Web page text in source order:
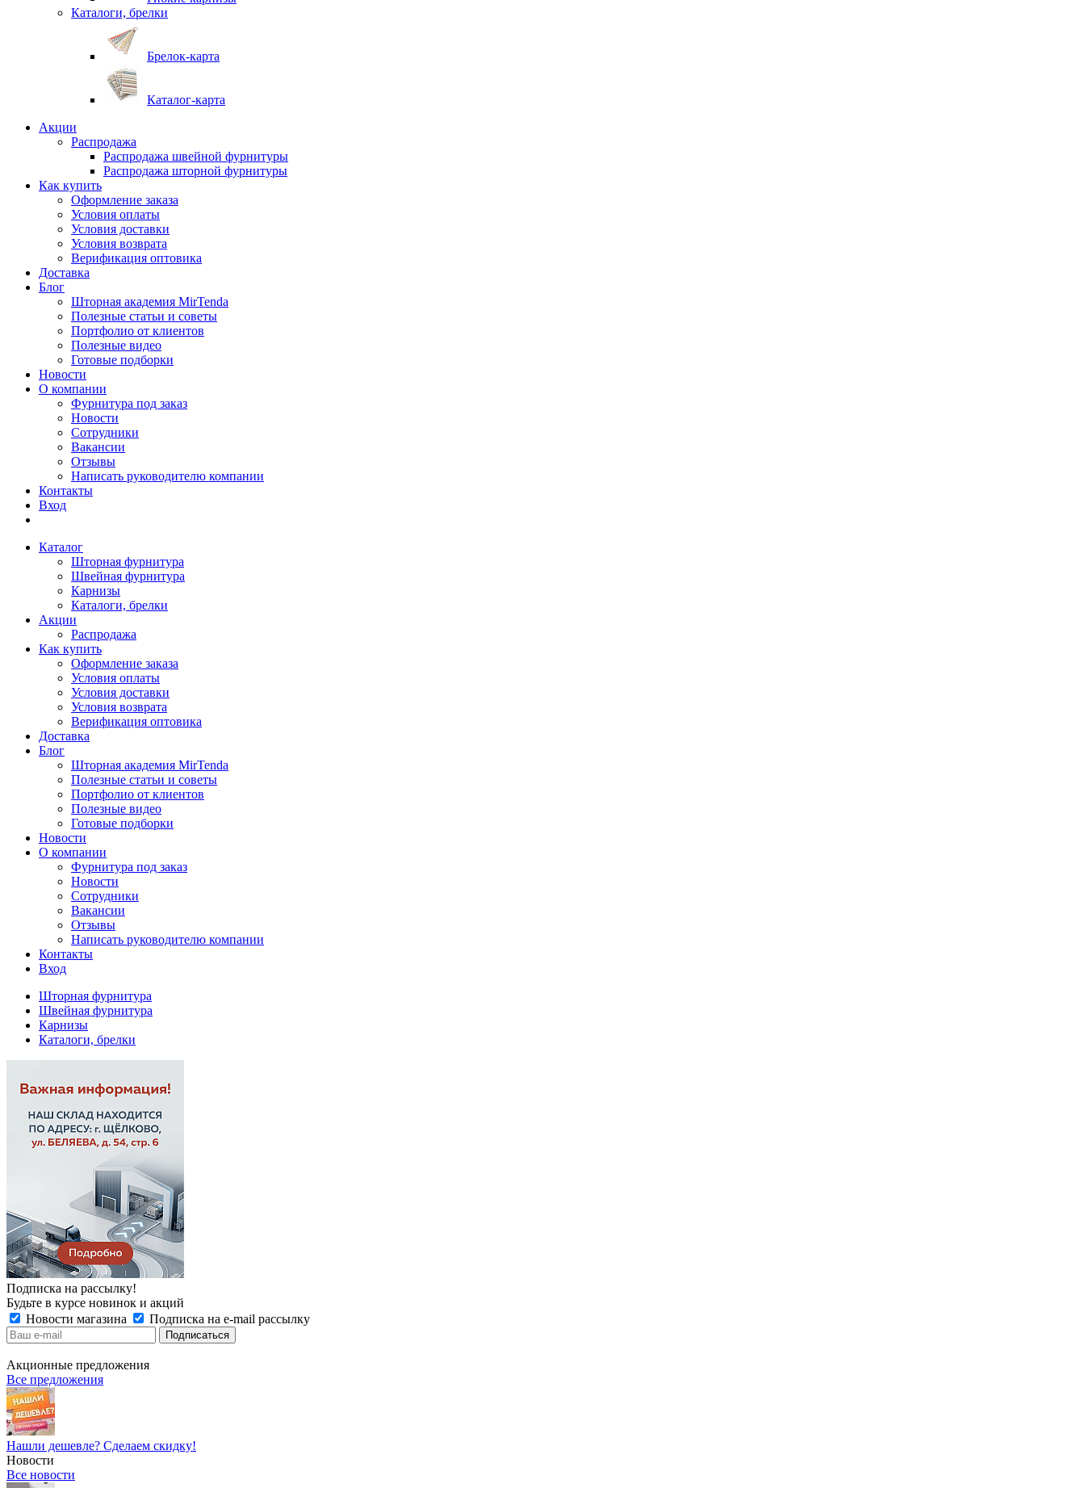
Каталоги, брелки
Брелок-карта
Каталог-карта
Акции
Распродажа
Распродажа швейной фурнитуры
Распродажа шторной фурнитуры
Как купить
Оформление заказа
Условия оплаты
Условия доставки
Условия возврата
Верификация оптовика
Доставка
Блог
Шторная академия MirTenda
Полезные статьи и советы
Портфолио от клиентов
Полезные видео
Готовые подборки
Новости
О компании
Фурнитура под заказ
Новости
Сотрудники
Вакансии
Отзывы
Написать руководителю компании
Контакты
Вход
Каталог
Шторная фурнитура
Швейная фурнитура
Карнизы
Каталоги, брелки
Акции
Распродажа
Как купить
Оформление заказа
Условия оплаты
Условия доставки
Условия возврата
Верификация оптовика
Доставка
Блог
Шторная академия MirTenda
Полезные статьи и советы
Портфолио от клиентов
Полезные видео
Готовые подборки
Новости
О компании
Фурнитура под заказ
Новости
Сотрудники
Вакансии
Отзывы
Написать руководителю компании
Контакты
Вход
Шторная фурнитура
Швейная фурнитура
Карнизы
Каталоги, брелки
Подписка на рассылку!
Будьте в курсе новинок и акций
Новости магазина
Подписка на e-mail рассылку
Акционные предложения
Все предложения
Нашли дешевле? Сделаем скидку!
Новости
Все новости